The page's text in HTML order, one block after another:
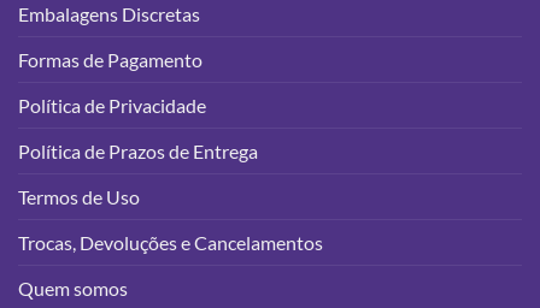
Embalagens Discretas
Formas de Pagamento
Política de Privacidade
Política de Prazos de Entrega
Termos de Uso
Trocas, Devoluções e Cancelamentos
Quem somos